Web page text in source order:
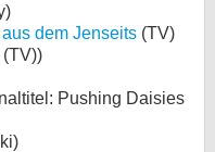
dem Jenseits (TV)
Pushing Daisies